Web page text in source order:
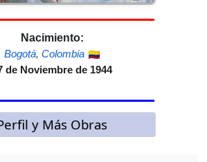
Nacimiento:
Bogotá, Colombia
de Noviembre de 1944
y Más Obras